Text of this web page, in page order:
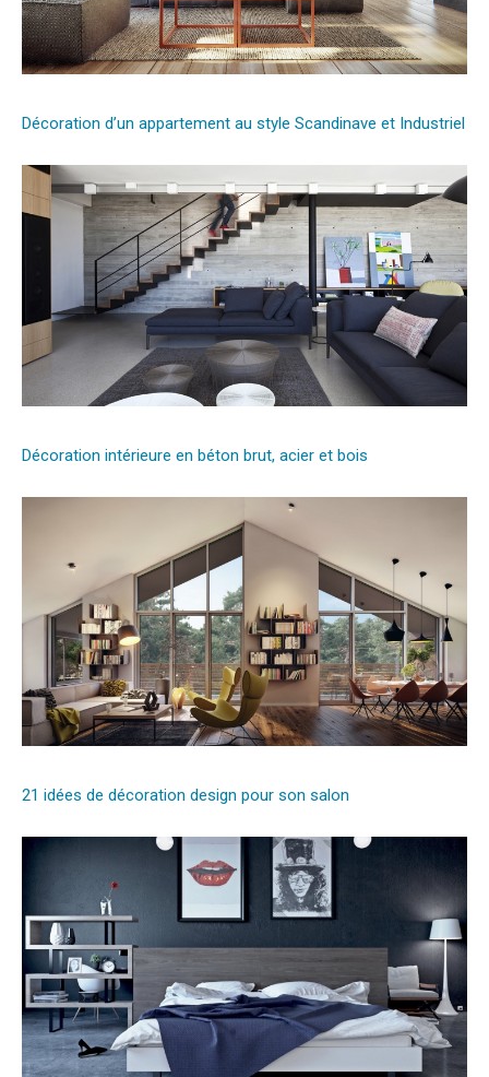
Décoration d’un appartement au style Scandinave et Industriel
Décoration intérieure en béton brut, acier et bois
21 idées de décoration design pour son salon